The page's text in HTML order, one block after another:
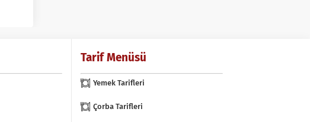
Tarif Menüsü
Yemek Tarifleri
Çorba Tarifleri